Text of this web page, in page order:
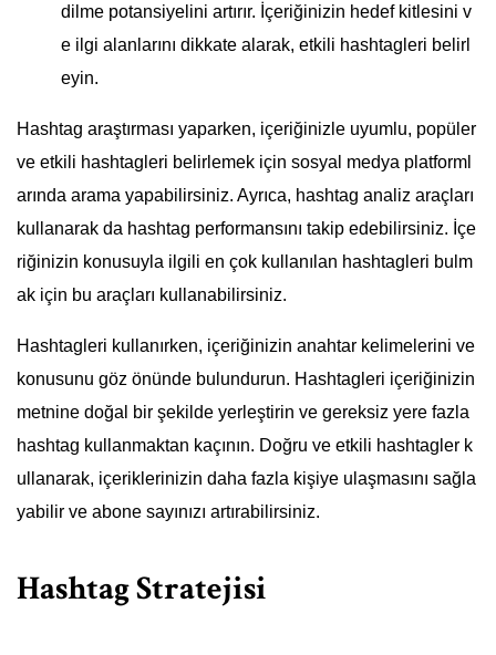
dilme potansiyelini artırır. İçeriğinizin hedef kitlesini v
e ilgi alanlarını dikkate alarak, etkili hashtagleri belirl
eyin.
Hashtag araştırması yaparken, içeriğinizle uyumlu, popüler
ve etkili hashtagleri belirlemek için sosyal medya platforml
arında arama yapabilirsiniz. Ayrıca, hashtag analiz araçları
kullanarak da hashtag performansını takip edebilirsiniz. İçe
riğinizin konusuyla ilgili en çok kullanılan hashtagleri bulm
ak için bu araçları kullanabilirsiniz.
Hashtagleri kullanırken, içeriğinizin anahtar kelimelerini ve
konusunu göz önünde bulundurun. Hashtagleri içeriğinizin
metnine doğal bir şekilde yerleştirin ve gereksiz yere fazla
hashtag kullanmaktan kaçının. Doğru ve etkili hashtagler k
ullanarak, içeriklerinizin daha fazla kişiye ulaşmasını sağla
yabilir ve abone sayınızı artırabilirsiniz.
Hashtag Stratejisi